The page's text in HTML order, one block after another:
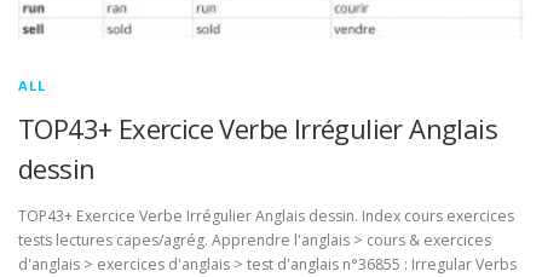
ALL
TOP43+ Exercice Verbe Irrégulier Anglais
dessin
TOP43+ Exercice Verbe Irrégulier Anglais dessin. Index cours exercices
tests lectures capes/agrég. Apprendre l'anglais > cours & exercices
d'anglais > exercices d'anglais > test d'anglais n°36855 : Irregular Verbs